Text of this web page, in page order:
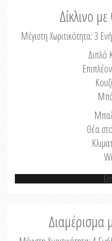
Δίκλινο
Μέγιστη Χωριτικότητα: 3
Διπλό
Θέα
Διαμέρισμα